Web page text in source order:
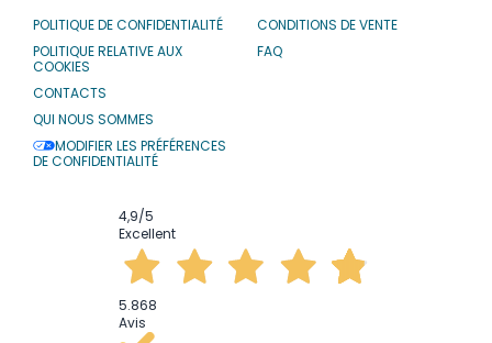
POLITIQUE DE CONFIDENTIALITÉ
POLITIQUE RELATIVE AUX
COOKIES
CONTACTS
QUI NOUS SOMMES
MODIFIER LES PRÉFÉRENCES
DE CONFIDENTIALITÉ
CONDITIONS DE VENTE
FAQ
4,9/5
Excellent
5.868
Avis